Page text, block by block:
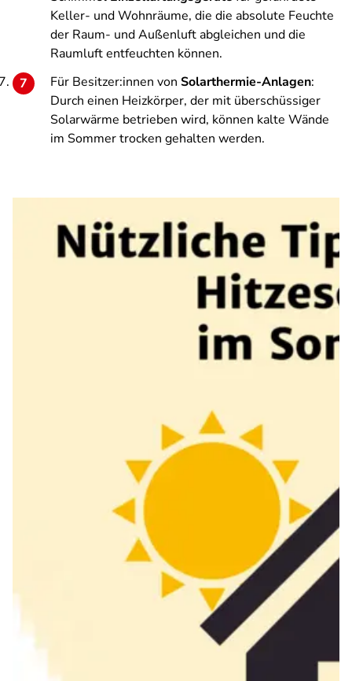
Keller- und Wohnräume, die die absolute Feuchte
der Raum- und Außenluft abgleichen und die
Raumluft entfeuchten können.
Für Besitzer:innen von Solarthermie-Anlagen:
Durch einen Heizkörper, der mit überschüssiger
Solarwärme betrieben wird, können kalte Wände
im Sommer trocken gehalten werden.